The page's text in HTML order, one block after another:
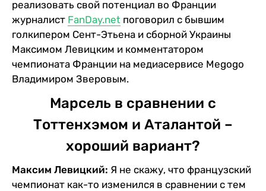
реализовать свой потенциал во Франции
журналист FanDay.net поговорил с бывшим
голкипером Сент-Этьена и сборной Украины
Максимом Левицким и комментатором
чемпионата Франции на медиасервисе Megogo
Владимиром Зверовым.
Марсель в сравнении с
Тоттенхэмом и Аталантой –
хороший вариант?
Максим Левицкий: Я не скажу, что французский
чемпионат как-то изменился в сравнении с тем